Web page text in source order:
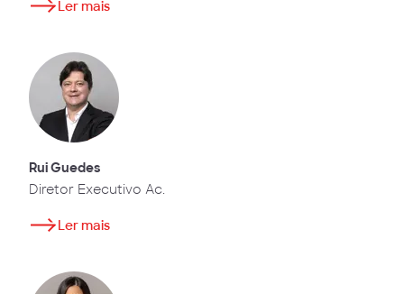
Ler mais
Rui Guedes
Diretor Executivo Ac.
Ler mais